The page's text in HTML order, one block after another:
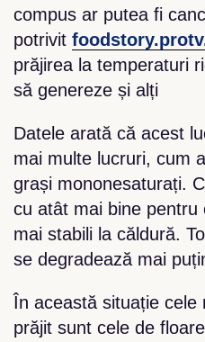
compus ar putea fi
potrivit
prăjirea la temperaturi
să genereze și alți
Datele arată că acest
mai multe lucruri, cum
grași mononesaturați.
cu atât mai bine
mai stabili la căldură.
se degradează mai
În această situație cele
prăjit sunt cele de